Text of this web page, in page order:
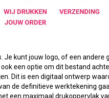
Je kunt jouw logo, of een andere
een optie om dit bestand
Dit is een digitaal ontwerp
de definitieve werktekening
een maximaal drukoppervlak